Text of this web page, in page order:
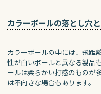
カラーボールの落とし穴
カラーボールの中には、飛距
性が白いボールと異なる製品
ールは柔らかい打感のものが
は不向きな場合もあります。